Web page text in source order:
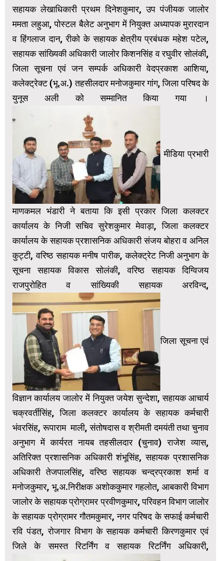
सहायक लेखाधिकारी प्रथम दिनेशकुमार, उप पंजीयक जालोर
ममता लहुआ, पोस्टल बैलेट अनुभाग में नियुक्त अध्यापक मुरारदान
व हिंगलाज दान, रीको के सहायक क्षेत्रीय प्रबंधक महेश पटेल,
सहायक सांख्यिकी अधिकारी जालोर किशनसिंह व रघुवीर सोलंकी,
जिला सूचना एवं जन सम्पर्क अधिकारी वेदप्रकाश आशिया,
कलेक्ट्रेक्ट (भू.अ.) तहसीलदार मनोजकुमार गांग, जिला परिषद के
युनूस अली को सम्मानित किया गया ।
मीडिया प्रभारी
माणकमल भंडारी ने बताया कि इसी प्रकार जिला कलक्टर
कार्यालय के निजी सचिव सुरेशकुमार मेवाड़ा, जिला कलक्टर
कार्यालय के सहायक प्रशासनिक अधिकारी संजय बोहरा व अनिल
कुट्टी, वरिष्ठ सहायक मनीष पारीक, कलेक्ट्रेट निजी अनुभाग के
सूचना सहायक विकास सोलंकी, वरिष्ठ सहायक दिग्विजय
राजपुरोहित व सांख्यिकी सहायक अरविन्द,
जिला सूचना एवं
विज्ञान कार्यालय जालोर में नियुक्त जयेश सुन्देशा, सहायक आचार्य
चक्रवर्तीसिंह, जिला कलक्टर कार्यालय के सहायक कर्मचारी
भंवरसिंह, रूपाराम माली, संतोषदास व श्रीमती दमयंती तथा चुनाव
अनुभाग में कार्यरत नायब तहसीलदार (चुनाव) राजेश व्यास,
अतिरिक्त प्रशासनिक अधिकारी शंभूसिंह, सहायक प्रशासनिक
अधिकारी तेजपालसिंह, वरिष्ठ सहायक चन्द्रप्रकाश शर्मा व
मनोजकुमार, भू.अ.निरीक्षक अशोककुमार गहलोत, आबकारी विभाग
जालोर के सहायक प्रोग्रामर प्रवीणकुमार, परिवहन विभाग जालोर
के सहायक प्रोग्रामर गौतमकुमार, नगर परिषद के सफाई कर्मचारी
रवि पंडत, रोजगार विभाग के सहायक कर्मचारी किरणकुमार एवं
जिले के समस्त रिटर्निंग व सहायक रिटर्निंग अधिकारी,